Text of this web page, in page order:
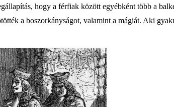
hogy a férfiak között egyébként több a
a boszorkányságot, valamint a mágiát. Aki